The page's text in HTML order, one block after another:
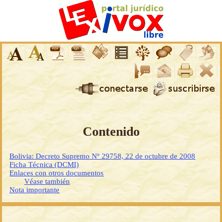
Contenido
Bolivia: Decreto Supremo Nº 29758, 22 de octubre de 2008
Ficha Técnica (DCMI)
Enlaces con otros documentos
Véase también
Nota importante